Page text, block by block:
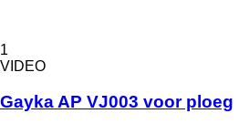
1
VIDEO
Gayka AP VJ003 voor ploeg